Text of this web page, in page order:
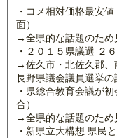
・コメ相対価格最安
面）
→全県的な話題のため
・２０１５県議選 ２
→佐久市・北佐久郡、
長野県議会議員選挙
・県総合教育会議が
合）
→全県的な話題のため
・新県立大構想 県民